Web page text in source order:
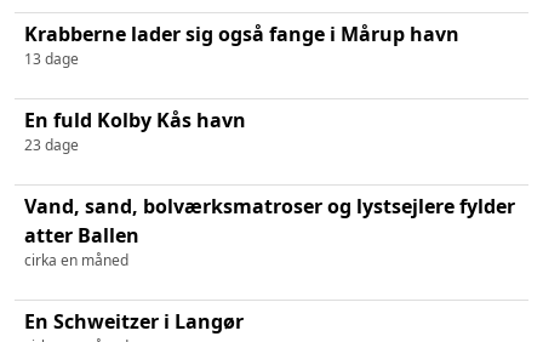
Krabberne lader sig også fange i Mårup havn
13 dage
En fuld Kolby Kås havn
23 dage
Vand, sand, bolværksmatroser og lystsejlere fylder
atter Ballen
cirka en måned
En Schweitzer i Langør